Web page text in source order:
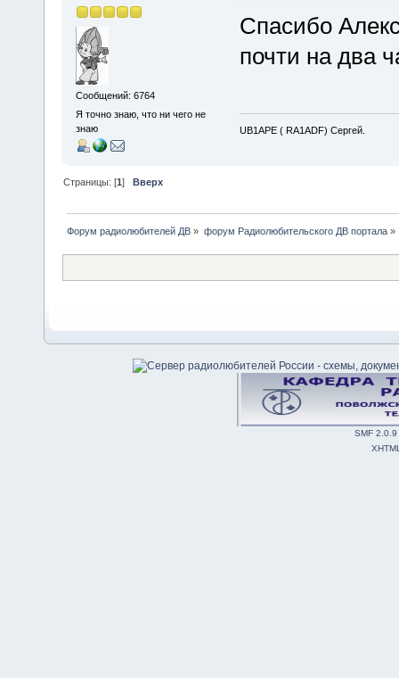
Сообщений: 6764
Я точно знаю, что ни чего не
знаю
Спасибо
почти на два
UB1APE ( RA1ADF) Сергей.
Страницы: [1] Вверх
Форум радиолюбителей ДВ » форум Радиолюбительского ДВ портала»
SMF 2.0.9